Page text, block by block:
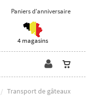
Paniers d'anniversaire
4 magasins
Transport de gâteaux